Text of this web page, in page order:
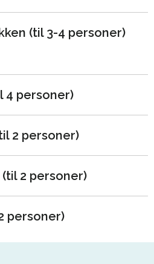
(til 3-4 personer)
4 personer)
2 personer)
2 personer)
personer)